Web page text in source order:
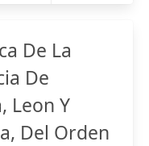
De La
De
Leon Y
Del Orden